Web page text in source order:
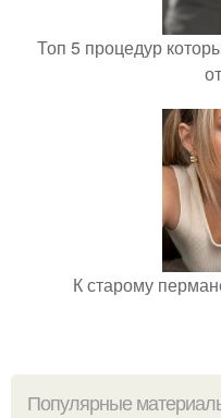
Топ 5 процедур
К старому
Популярные